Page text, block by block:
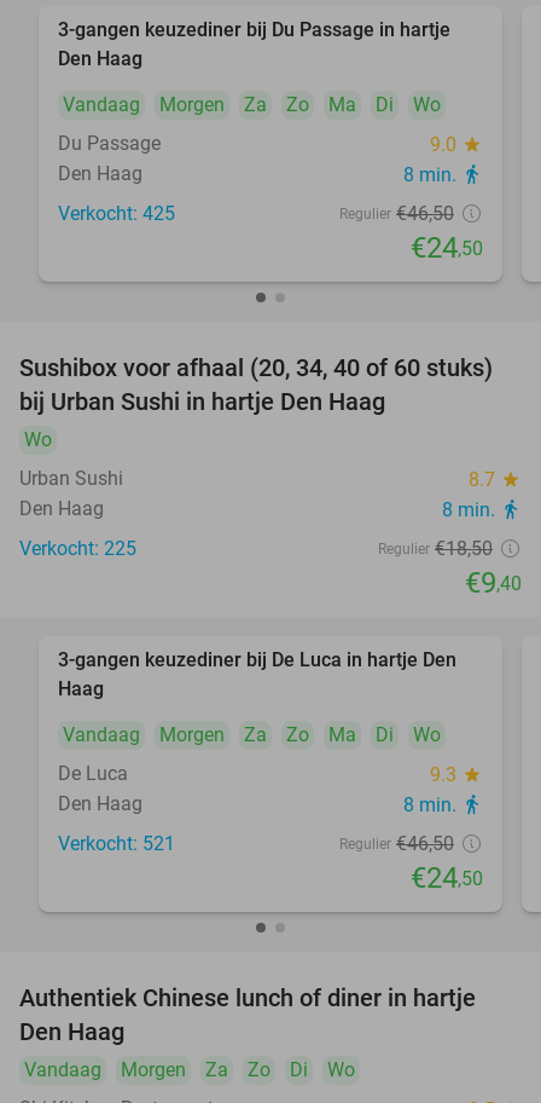
47%
3-gangen keuzediner bij Du Passage in hartje
Den Haag
Vandaag
Morgen Za Zo Ma Di
Wo
Du Passage
9.0 star
Den Haag 8 min. directions_walk
Verkocht: 425 Regulier €46,50
€24,50
49%
Sushibox voor afhaal (20, 34, 40 of 60 stuks)
bij Urban Sushi in hartje Den Haag
Wo
Urban Sushi
8.7 star
Den Haag 8 min. directions_walk
Verkocht: 225 Regulier €18,50
€9,40
47%
3-gangen keuzediner bij De Luca in hartje Den
Haag
Vandaag
Morgen Za Zo Ma Di
Wo
De Luca
9.3 star
Den Haag 8 min. directions_walk
Verkocht: 521 Regulier €46,50
€24,50
49%
Authentiek Chinese lunch of diner in hartje
Den Haag
Vandaag Morgen Za Zo Di
Wo